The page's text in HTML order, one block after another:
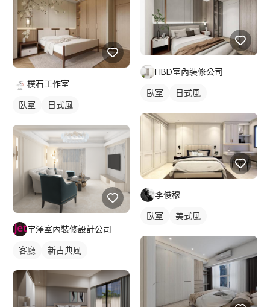
樸石工作室
臥室 日式風
宇澤室內裝修設計公司
客廳 新古典風
HBD室內裝修公司
臥室 日式風
李俊穆
臥室 美式風